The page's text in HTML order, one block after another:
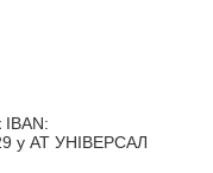
IBAN:
у АТ УНІВЕРСАЛ